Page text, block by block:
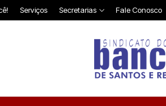
Serviços Secretarias Fale Conosco